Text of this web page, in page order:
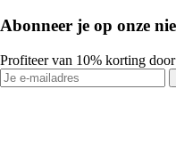
Abonneer je op onze
Profiteer van 10% korting